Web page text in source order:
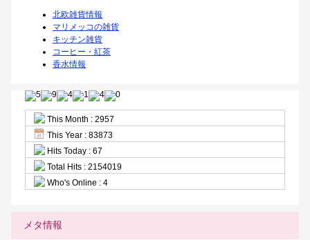
北欧雑貨情報
マリメッコの雑貨
キッチン雑貨
コーヒー・紅茶
香水情報
This Month : 2957
This Year : 83873
Hits Today : 67
Total Hits : 2154019
Who's Online : 4
メタ情報